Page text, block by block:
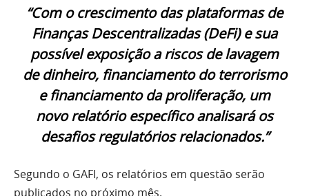
“Com o crescimento das plataformas de
Finanças Descentralizadas (DeFi) e sua
possível exposição a riscos de lavagem
de dinheiro, financiamento do terrorismo
e financiamento da proliferação, um
novo relatório específico analisará os
desafios regulatórios relacionados.”
Segundo o GAFI, os relatórios em questão serão
publicados no próximo mês.